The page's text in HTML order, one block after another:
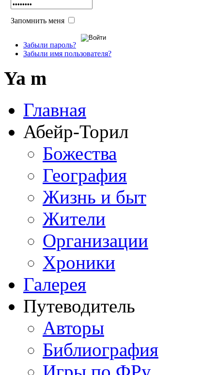
Запомнить меня
Забыли пароль?
Забыли имя пользователя?
Ya m
Главная
Абейр-Торил
Божества
География
Жизнь и быт
Жители
Организации
Хроники
Галерея
Путеводитель
Авторы
Библиография